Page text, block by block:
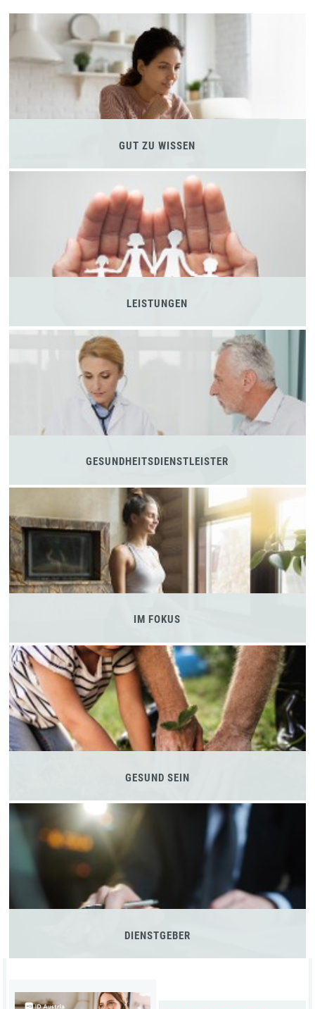
GUT ZU WISSEN
LEISTUNGEN
GESUNDHEITSDIENSTLEISTER
IM FOKUS
GESUND SEIN
DIENSTGEBER